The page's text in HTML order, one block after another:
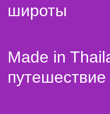
широты
Made in